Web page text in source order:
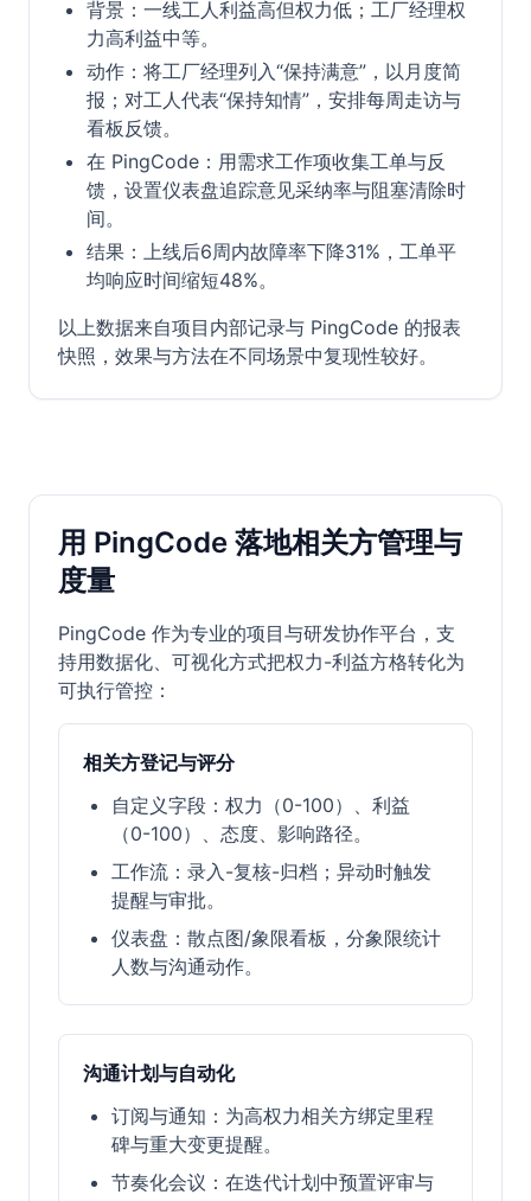
背景：一线工人利益高但权力低；工厂经理权
力高利益中等。
动作：将工厂经理列入“保持满意”，以月度简
报；对工人代表“保持知情”，安排每周走访与
看板反馈。
在 PingCode：用需求工作项收集工单与反
馈，设置仪表盘追踪意见采纳率与阻塞清除时
间。
结果：上线后6周内故障率下降31%，工单平
均响应时间缩短48%。
以上数据来自项目内部记录与 PingCode 的报表
快照，效果与方法在不同场景中复现性较好。
用 PingCode 落地相关方管理与
度量
PingCode 作为专业的项目与研发协作平台，支
持用数据化、可视化方式把权力-利益方格转化为
可执行管控：
相关方登记与评分
自定义字段：权力（0-100）、利益
（0-100）、态度、影响路径。
工作流：录入-复核-归档；异动时触发
提醒与审批。
仪表盘：散点图/象限看板，分象限统计
人数与沟通动作。
沟通计划与自动化
订阅与通知：为高权力相关方绑定里程
碑与重大变更提醒。
节奏化会议：在迭代计划中预置评审与